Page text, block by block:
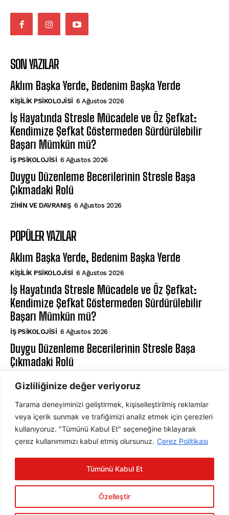
Gizliliğinize değer veriyoruz
Tarama deneyiminizi geliştirmek, kişiselleştirilmiş reklamlar
veya içerik sunmak ve trafiğimizi analiz etmek için çerezleri
kullanıyoruz. "Tümünü Kabul Et" seçeneğine tıklayarak
çerez kullanımımızı kabul etmiş olursunuz. Çerez Politikası
Özelleştir
Tümünü Kabul Et
SON YAZILAR
Aklım Başka Yerde, Bedenim Başka Yerde
KIŞILIK PSIKOLOJISI 6 Ağustos 2026
İş Hayatında Stresle Mücadele ve Öz Şefkat:
Kendimize Şefkat Göstermeden Sürdürülebilir
Başarı Mümkün mü?
İŞ PSIKOLOJISI 6 Ağustos 2026
Duygu Düzenleme Becerilerinin Stresle Başa
Çıkmadaki Rolü
⁠ZIHIN VE DAVRANIŞ 6 Ağustos 2026
POPÜLER YAZILAR
Aklım Başka Yerde, Bedenim Başka Yerde
KIŞILIK PSIKOLOJISI 6 Ağustos 2026
İş Hayatında Stresle Mücadele ve Öz Şefkat:
Kendimize Şefkat Göstermeden Sürdürülebilir
Başarı Mümkün mü?
İŞ PSIKOLOJISI 6 Ağustos 2026
Duygu Düzenleme Becerilerinin Stresle Başa
Çıkmadaki Rolü
ABONE OL
ABONE OL
okudum, onaylıyorum.